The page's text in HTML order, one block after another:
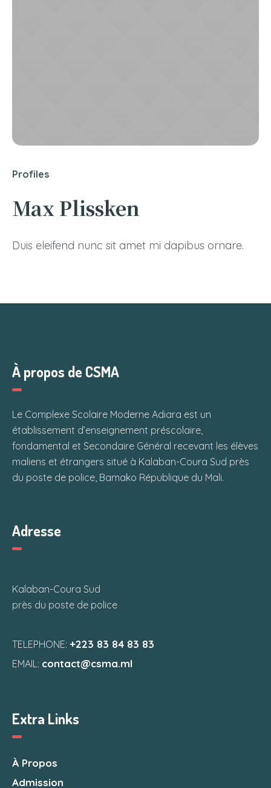
Profiles
Max Plissken
Duis eleifend nunc sit amet mi dapibus ornare.
À propos de CSMA
Le Complexe Scolaire Moderne Adiara est un
établissement d’enseignement préscolaire,
fondamental et Secondaire Général recevant les élèves
maliens et étrangers situé à Kalaban-Coura Sud près
du poste de police, Bamako République du Mali.
Adresse
Kalaban-Coura Sud
près du poste de police
TELEPHONE:+223 83 84 83 83
EMAIL: contact@csma.ml
Extra Links
À Propos
Admission